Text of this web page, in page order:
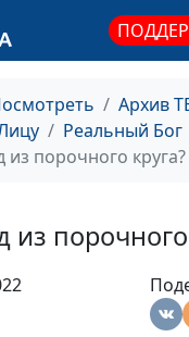
Архив
Реальный Бог
из порочного круга?
из порочного
меня на
работа в
Лола
в
у
Надежда